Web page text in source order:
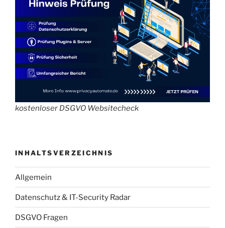
kostenloser DSGVO Websitecheck
INHALTSVERZEICHNIS
Allgemein
Datenschutz & IT-Security Radar
DSGVO Fragen